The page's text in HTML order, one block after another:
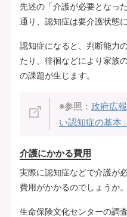
先述の「介護が必要となっ
通り、認知症は要介護状態
認知症になると、判断能力
たり、徘徊などにより家族
の課題が生じます。
※参照： 政府広
い認知症の基本」
介護にかかる費用
実際に認知症などで介護が
費用がかかるのでしょうか。
生命保険文化センターの調